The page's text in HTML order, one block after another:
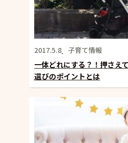
2017.5.8 子育て情報
一体どれにする？！押さえ
選びのポイントとは